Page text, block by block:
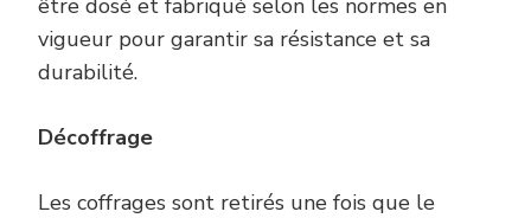
être dosé et fabriqué selon les normes en
vigueur pour garantir sa résistance et sa
durabilité.
Décoffrage
Les coffrages sont retirés une fois que le